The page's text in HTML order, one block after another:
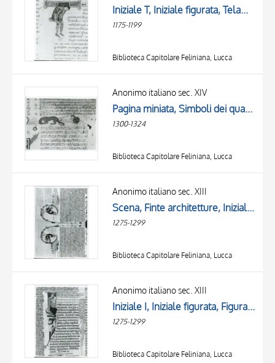
Iniziale T, Iniziale figurata, Telamone, Motivi decorativi fitomorfi
1175-1199
Biblioteca Capitolare Feliniana, Lucca
Anonimo italiano sec. XIV
Pagina miniata, Simboli dei quattro evangelisti, Trinità, Crocifissione di Cristo, Iniziale F, Iniziale decorata, Motivi decorativi vegetali e zoomorfi, Figure maschili, Telamone
1300-1324
Biblioteca Capitolare Feliniana, Lucca
Anonimo italiano sec. XIII
Scena, Finte architetture, Iniziale S, Iniziale decorata, Motivi decorativi vegetali e zoomorfi, Figura maschile, Telamone, Cani, Gallo
1275-1299
Biblioteca Capitolare Feliniana, Lucca
Anonimo italiano sec. XIII
Iniziale I, Iniziale figurata, Figura maschile con libro, Telamone, Iniziale C, Iniziale abitata, Ritratto di monaco, Motivo decorativo con animali fantastici
1275-1299
Biblioteca Capitolare Feliniana, Lucca